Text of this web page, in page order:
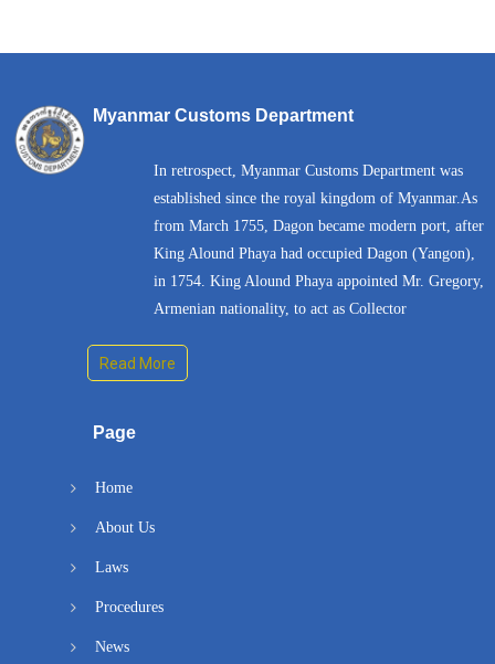
Myanmar Customs Department
In retrospect, Myanmar Customs Department was
established since the royal kingdom of Myanmar.As
from March 1755, Dagon became modern port, after
King Alound Phaya had occupied Dagon (Yangon),
in 1754. King Alound Phaya appointed Mr. Gregory,
Armenian nationality, to act as Collector
Read More
Page
Home
About Us
Laws
Procedures
News